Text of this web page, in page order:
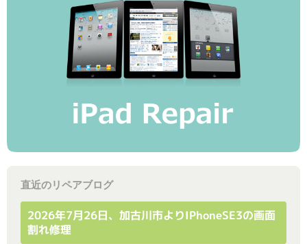
直近のリペアブログ
2026年7月26日、加古川市よりiPhoneSE3の画面
割れ修理